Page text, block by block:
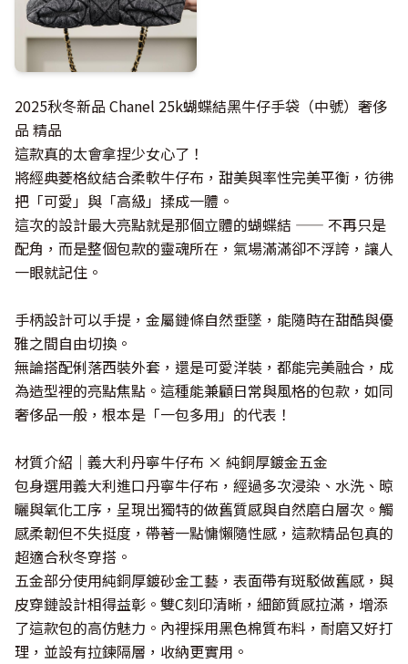
2025秋冬新品 Chanel 25k蝴蝶結黑牛仔手袋（中號）奢侈
品 精品
這款真的太會拿捏少女心了！
將經典菱格紋結合柔軟牛仔布，甜美與率性完美平衡，彷彿
把「可愛」與「高級」揉成一體。
這次的設計最大亮點就是那個立體的蝴蝶結 —— 不再只是
配角，而是整個包款的靈魂所在，氣場滿滿卻不浮誇，讓人
一眼就記住。
手柄設計可以手提，金屬鏈條自然垂墜，能隨時在甜酷與優
雅之間自由切換。
無論搭配俐落西裝外套，還是可愛洋裝，都能完美融合，成
為造型裡的亮點焦點。這種能兼顧日常與風格的包款，如同
奢侈品一般，根本是「一包多用」的代表！
材質介紹｜義大利丹寧牛仔布 × 純銅厚鍍金五金
包身選用義大利進口丹寧牛仔布，經過多次浸染、水洗、晾
曬與氧化工序，呈現出獨特的做舊質感與自然磨白層次。觸
感柔韌但不失挺度，帶著一點慵懶隨性感，這款精品包真的
超適合秋冬穿搭。
五金部分使用純銅厚鍍砂金工藝，表面帶有斑駁做舊感，與
皮穿鏈設計相得益彰。雙C刻印清晰，細節質感拉滿，增添
了這款包的高仿魅力。內裡採用黑色棉質布料，耐磨又好打
理，並設有拉鍊隔層，收納更實用。